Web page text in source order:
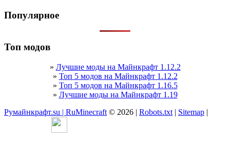
Популярное
Топ модов
» Лучшие моды на Майнкрафт 1.12.2
» Топ 5 модов на Майнкрафт 1.12.2
» Топ 5 модов на Майнкрафт 1.16.5
» Лучшие моды на Майнкрафт 1.19
Румайнкрафт.su | RuMinecraft © 2026 | Robots.txt | Sitemap |